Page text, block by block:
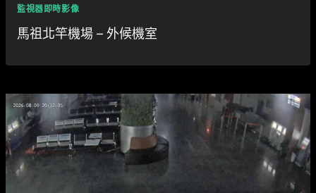
監視器即時影像
馬祖北竿機場 – 外候機室